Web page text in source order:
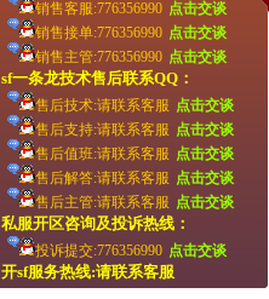
销售客服:776356990 点击交谈
销售接单:776356990 点击交谈
销售主管:776356990 点击交谈
sf一条龙技术售后联系QQ：
售后技术:请联系客服 点击交谈
售后支持:请联系客服 点击交谈
售后值班:请联系客服 点击交谈
售后解答:请联系客服 点击交谈
售后主管:请联系客服 点击交谈
私服开区咨询及投诉热线：
投诉提交:776356990 点击交谈
开sf服务热线:请联系客服